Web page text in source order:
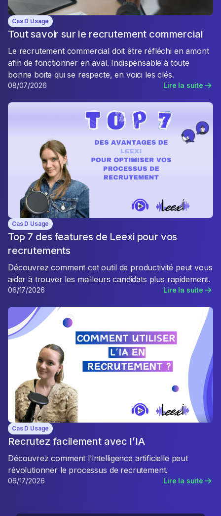
Cas D Usage
Tout savoir sur le recrutement commercial
Le recrutement commercial doit être réfléchi en amont
afin de fonctionner en aval. Indispensable à toute
bonne boite qui se respecte, en voici les clés.
08/07/2026 Lire la suite
Cas D Usage
Top 7 des features de Leexi pour vos
recrutements
Découvrez comment cet outil de productivité peut vous
aider à trouver les meilleurs candidats plus rapidement.
06/17/2026 Lire la suite
Cas D Usage
Recrutez facilement avec l’IA
Découvrez comment l'intelligence artificielle peut
révolutionner le processus de recrutement.
06/17/2026 Lire la suite